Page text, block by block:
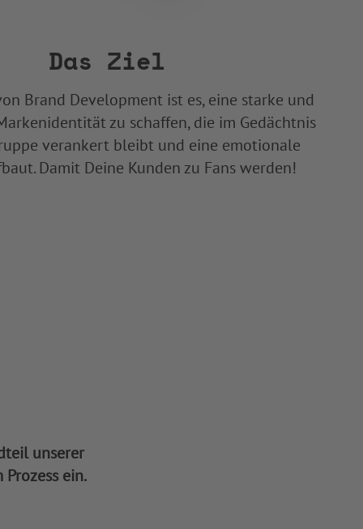
Das Ziel
Brand Development ist es, eine starke und
zu schaffen, die im Gedächtnis
verankert bleibt und eine emotionale
Damit Deine Kunden zu Fans werden!
unserer
ein.